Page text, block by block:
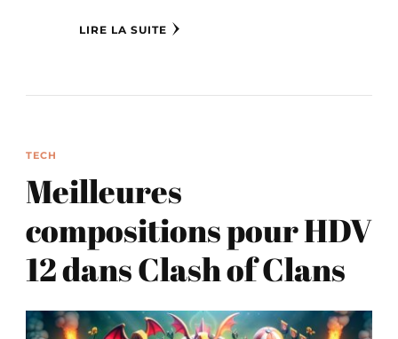
LIRE LA SUITE
TECH
Meilleures
compositions pour HDV
12 dans Clash of Clans